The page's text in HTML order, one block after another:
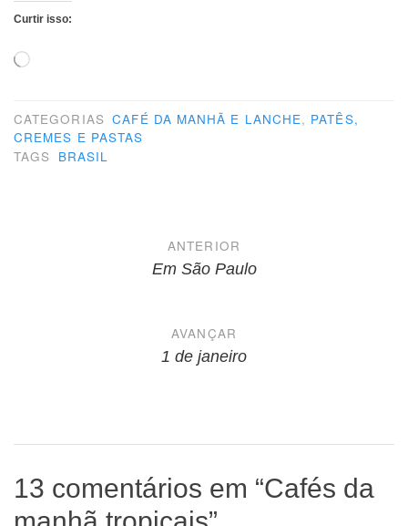
Curtir isso:
Carregando...
CATEGORIAS CAFÉ DA MANHÃ E LANCHE, PATÊS,
CREMES E PASTAS
TAGS BRASIL
NavegaçãoANTERIOR
Em São Paulo
AVANÇAR
1 de janeiro
13 comentários em “Cafés da